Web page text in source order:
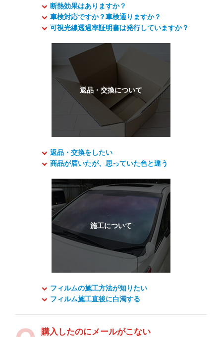
断熱効果はありますか？
車検対応ですか？車検通りますか？
可視光線透過率証明書は発行していますか？
返品・交換をしたい
商品が届いたが、思っていた色と違う
フィルムの施工方法が知りたい
フィルム施工直後に白濁する
購入したのにメールがこない